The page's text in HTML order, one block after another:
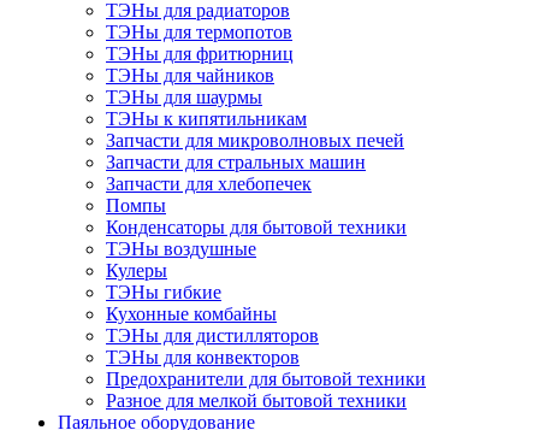
ТЭНы для радиаторов
ТЭНы для термопотов
ТЭНы для фритюрниц
ТЭНы для чайников
ТЭНы для шаурмы
ТЭНы к кипятильникам
Запчасти для микроволновых печей
Запчасти для стральных машин
Запчасти для хлебопечек
Помпы
Конденсаторы для бытовой техники
ТЭНы воздушные
Кулеры
ТЭНы гибкие
Кухонные комбайны
ТЭНы для дистилляторов
ТЭНы для конвекторов
Предохранители для бытовой техники
Разное для мелкой бытовой техники
Паяльное оборудование